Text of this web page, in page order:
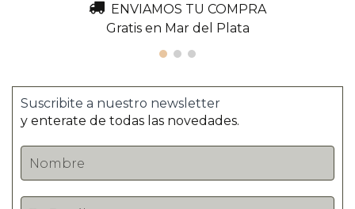
ENVIAMOS TU COMPRA
Gratis en Mar del Plata
Suscribite a nuestro newsletter
y enterate de todas las novedades.